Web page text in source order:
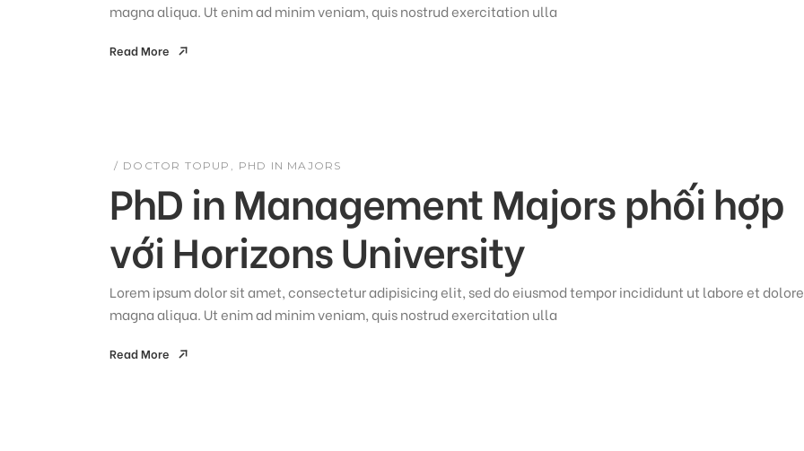
magna aliqua. Ut enim ad minim veniam, quis nostrud exercitation ulla
Read More
DOCTOR TOPUP PHD IN MAJORS
PhD in Management Majors phối hợp
với Horizons University
Lorem ipsum dolor sit amet, consectetur adipisicing elit, sed do eiusmod tempor incididunt ut labore et dolore
magna aliqua. Ut enim ad minim veniam, quis nostrud exercitation ulla
Read More